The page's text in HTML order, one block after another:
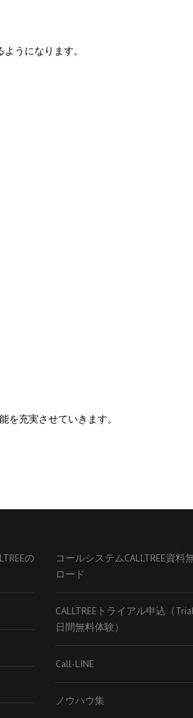
うになります。
を充実させていきます。
の
コールシステムCALLTREE資料
ロード
CALLTREEトライアル申込（
日間無料体験）
Call-LINE
ノウハウ集